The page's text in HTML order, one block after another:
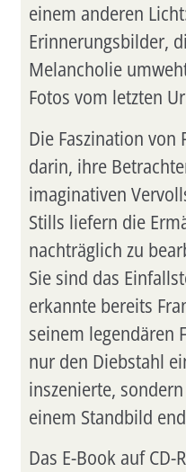
einem anderen
Erinnerungsbilder,
Melancholie
Fotos vom letzten
Die Faszination
darin, ihre
imaginativen
Stills liefern die
nachträglich zu
Sie sind das
erkannte bereits
seinem legendären
nur den Diebstahl
inszenierte,
einem Standbild
Das E-Book auf CD-